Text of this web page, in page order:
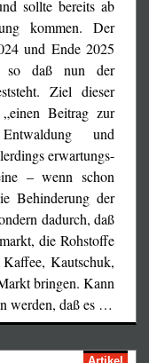
einmal am Platz
ist, dem die
fairständnisvoll
geradezu »in
Säureattentaten
und auch
EU-Bürger
Mordaufruf
sollte bereits ab
kommen. Der
und Ende 2025
so daß nun der
Ziel dieser
„einen Beitrag zur
und
erwartungs-
– wenn schon
Behinderung der
dadurch, daß
die Rohstoffe
Kautschuk,
bringen. Kann
werden, daß es …